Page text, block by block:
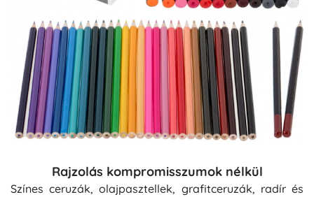
Rajzolás kompromisszumok nélkül
Színes ceruzák, olajpasztellek, grafitceruzák, radír és